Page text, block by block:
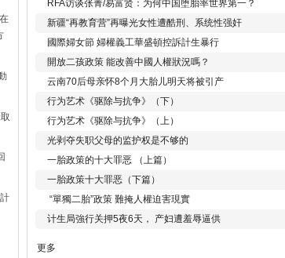
RFA访谈张菁/易富贤：为何中国堕胎率世界第一？
新疆“再教育营”再曝光女性遭酷刑、系统性强奸
國際婦女節 婦權義工華盛頓控訴計生暴行
開放二孩政策 能改善中國人權狀況嗎？
云南70后母亲怀8个月大胎儿明天将被引产
行为艺术《驱除与抗争》（下）
行为艺术《驱除与抗争》（上）
光剥夺失职父母的监护权是不够的
一胎政策的十大罪恶 （上篇）
一胎政策十大罪恶（下篇）
“單獨二胎”政策 難掩人權迫害現實
计生局強行关押5夜6天， 产妇遭羞辱逼供
更多